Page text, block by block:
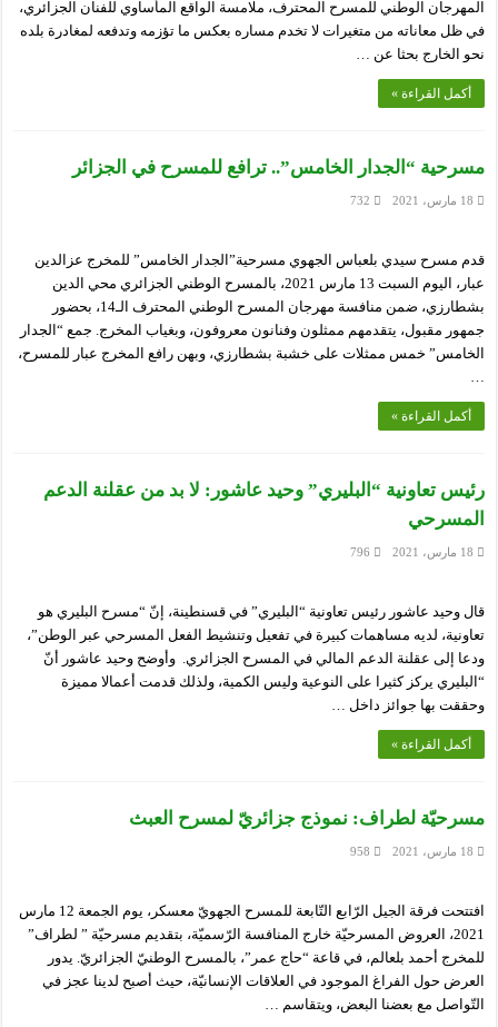
المهرجان الوطني للمسرح المحترف، ملامسة الواقع المأساوي للفنان الجزائري،
في ظل معاناته من متغيرات لا تخدم مساره بعكس ما تؤزمه وتدفعه لمغادرة بلده
نحو الخارج بحثا عن …
أكمل القراءة »
مسرحية “الجدار الخامس”.. ترافع للمسرح في الجزائر
18 مارس، 2021 732
قدم مسرح سيدي بلعباس الجهوي مسرحية”الجدار الخامس” للمخرج عزالدين
عبار، اليوم السبت 13 مارس 2021، بالمسرح الوطني الجزائري محي الدين
بشطارزي، ضمن منافسة مهرجان المسرح الوطني المحترف الـ14، بحضور
جمهور مقبول، يتقدمهم ممثلون وفنانون معروفون، وبغياب المخرج. جمع “الجدار
الخامس” خمس ممثلات على خشبة بشطارزي، وبهن رافع المخرج عبار للمسرح،
…
أكمل القراءة »
رئيس تعاونية “البليري” وحيد عاشور: لا بد من عقلنة الدعم
المسرحي
18 مارس، 2021 796
قال وحيد عاشور رئيس تعاونية “البليري” في قسنطينة، إنّ “مسرح البليري هو
تعاونية، لديه مساهمات كبيرة في تفعيل وتنشيط الفعل المسرحي عبر الوطن”،
ودعا إلى عقلنة الدعم المالي في المسرح الجزائري. وأوضح وحيد عاشور أنّ
“البليري يركز كثيرا على النوعية وليس الكمية، ولذلك قدمت أعمالا مميزة
وحققت بها جوائز داخل …
أكمل القراءة »
مسرحيّة لطراف: نموذج جزائريّ لمسرح العبث
18 مارس، 2021 958
افتتحت فرقة الجيل الرّابع التّابعة للمسرح الجهويّ معسكر، يوم الجمعة 12 مارس
2021، العروض المسرحيّة خارج المنافسة الرّسميّة، بتقديم مسرحيّة ” لطراف”
للمخرج أحمد بلعالم، في قاعة “حاج عمر”، بالمسرح الوطنيّ الجزائريّ. يدور
العرض حول الفراغ الموجود في العلاقات الإنسانيّة، حيث أصبح لدينا عجز في
التّواصل مع بعضنا البعض، ويتقاسم …